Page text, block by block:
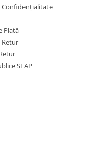
Confidențialitate
Plată
Retur
SEAP